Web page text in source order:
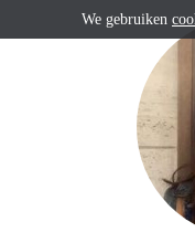
We gebruiken